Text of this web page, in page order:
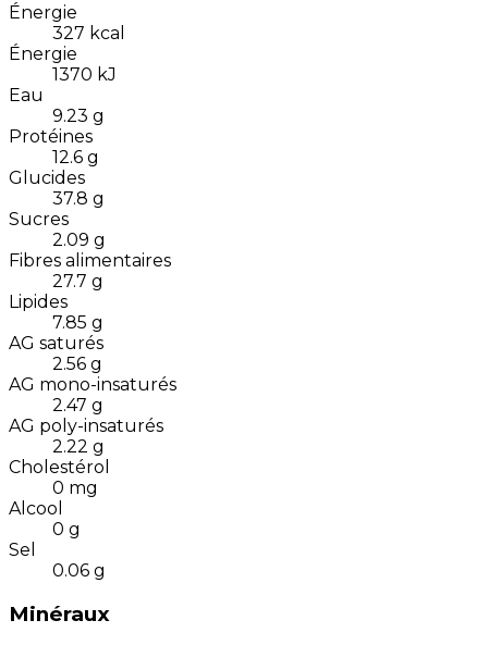
Énergie
327 kcal
Énergie
1370 kJ
Eau
9.23 g
Protéines
12.6 g
Glucides
37.8 g
Sucres
2.09 g
Fibres alimentaires
27.7 g
Lipides
7.85 g
AG saturés
2.56 g
AG mono-insaturés
2.47 g
AG poly-insaturés
2.22 g
Cholestérol
0 mg
Alcool
0 g
Sel
0.06 g
Minéraux